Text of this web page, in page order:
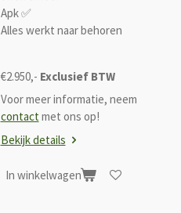
Apk ✅
Alles werkt naar behoren
€2.950,- Exclusief BTW
Voor meer informatie, neem
contact met ons op!
Bekijk details
In winkelwagen